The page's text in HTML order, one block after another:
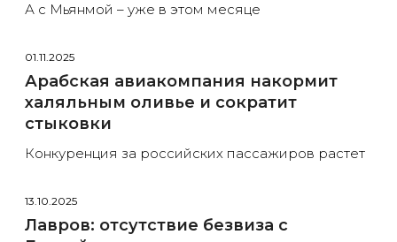
А с Мьянмой – уже в этом месяце
01.11.2025
Арабская авиакомпания накормит
халяльным оливье и сократит
стыковки
Конкуренция за российских пассажиров растет
13.10.2025
Лавров: отсутствие безвиза с